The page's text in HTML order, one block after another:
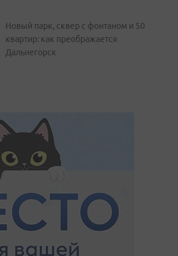
Новый парк, сквер с фонтаном и 50
квартир: как преображается
Дальнегорск